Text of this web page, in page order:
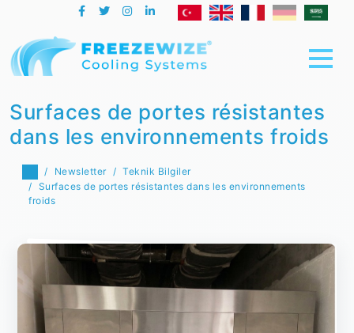
Surfaces de portes résistantes
dans les environnements froids
Newsletter
Teknik Bilgiler
Surfaces de portes résistantes dans les environnements
froids